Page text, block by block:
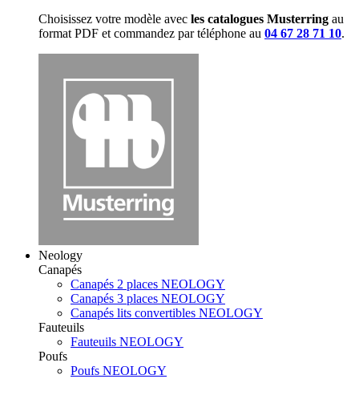
Choisissez votre modèle avec les catalogues Musterring au
format PDF et commandez par téléphone au 04 67 28 71 10.
Neology
Canapés
Canapés 2 places NEOLOGY
Canapés 3 places NEOLOGY
Canapés lits convertibles NEOLOGY
Fauteuils
Fauteuils NEOLOGY
Poufs
Poufs NEOLOGY